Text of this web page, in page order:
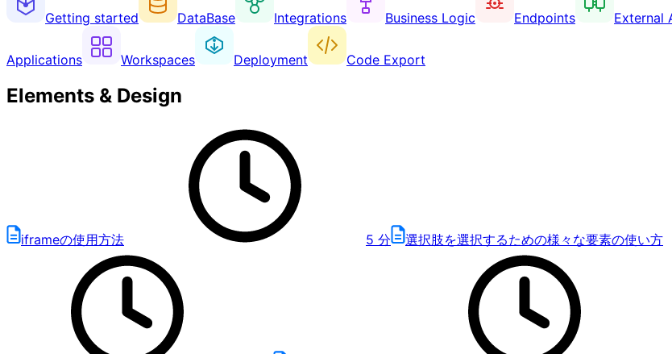
Getting started DataBase Integrations Business Logic Endpoints External
Applications Workspaces Deployment Code Export
Elements & Design
iframeの使用方法 5 分 選択肢を選択するための様々な要素の使い方